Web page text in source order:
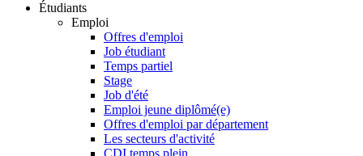
Étudiants
Emploi
Offres d'emploi
Job étudiant
Temps partiel
Stage
Job d'été
Emploi jeune diplômé(e)
Offres d'emploi par département
Les secteurs d'activité
CDI temps plein